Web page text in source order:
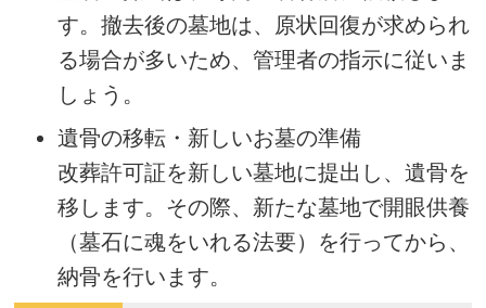
す。撤去後の墓地は、原状回復が求められ
る場合が多いため、管理者の指示に従いま
しょう。
遺骨の移転・新しいお墓の準備
改葬許可証を新しい墓地に提出し、遺骨を
移します。その際、新たな墓地で開眼供養
（墓石に魂をいれる法要）を行ってから、
納骨を行います。